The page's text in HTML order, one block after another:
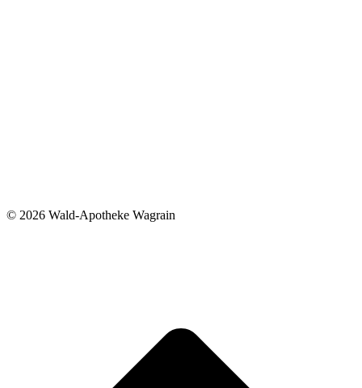
© 2026 Wald-Apotheke Wagrain